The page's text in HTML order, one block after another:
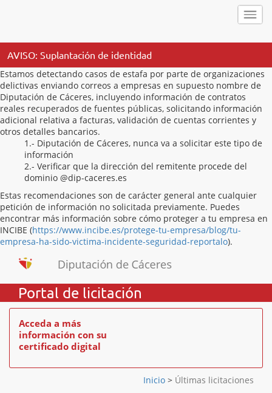
AVISO: Suplantación de identidad
Estamos detectando casos de estafa por parte de organizaciones
delictivas enviando correos a empresas en supuesto nombre de
Diputación de Cáceres, incluyendo información de contratos
reales recuperados de fuentes públicas, solicitando información
adicional relativa a facturas, validación de cuentas corrientes y
otros detalles bancarios.
1.- Diputación de Cáceres, nunca va a solicitar este tipo de
información
2.- Verificar que la dirección del remitente procede del
dominio @dip-caceres.es
Estas recomendaciones son de carácter general ante cualquier
petición de información no solicitada previamente. Puedes
encontrar más información sobre cómo proteger a tu empresa en
INCIBE (https://www.incibe.es/protege-tu-empresa/blog/tu-
empresa-ha-sido-victima-incidente-seguridad-reportalo).
Portal de licitación
Acceda a más
información con su
certificado digital
Inicio > Últimas licitaciones